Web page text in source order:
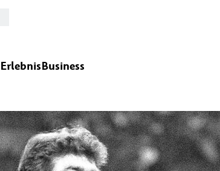
ErlebnisBusiness